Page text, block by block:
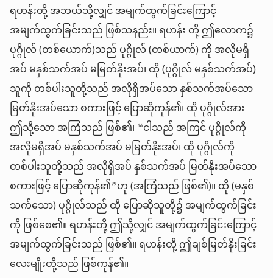
ရဟန်းတို့ အဘယ်သို့လျှင် အမျက်ထွက်ခြင်းကြောင့်
အမျက်ထွက်ခြင်းသည် ဖြစ်သနည်း။ ရဟန်း တို့ ဤလောက၌
ပုဂ္ဂိုလ် (တစ်ယောက်)သည် ပုဂ္ဂိုလ် (တစ်ယာက်) ကို အလိုမရှိ
အပ် မနှစ်သက်အပ် မမြတ်နိုးအပ်၊ ထို (ပုဂ္ဂိုလ် မနှစ်သက်အပ်)
သူကို တစ်ပါးသူတို့သည် အလိုရှိအပ်သော နှစ်သက်အပ်သော
မြတ်နိုးအပ်သော စကားဖြင့် ပြောဆိုကုန်၏၊ ထို ပုဂ္ဂိုလ်အား
ဤသို့သော အကြံသည် ဖြစ်၏၊ “ငါသည် အကြင် ပုဂ္ဂိုလ်ကို
အလိုမရှိအပ် မနှစ်သက်အပ် မမြတ်နိုးအပ်၊ ထို ပုဂ္ဂိုလ်ကို
တစ်ပါးသူတို့သည် အလိုရှိအပ် နှစ်သက်အပ် မြတ်နိုးအပ်သော
စကားဖြင့် ပြောဆိုကုန်၏”ဟု (အကြံသည် ဖြစ်၏)။ ထို (မနှစ်
သက်သော) ပုဂ္ဂိုလ်သည် ထို ပြောဆိုသူတို့၌ အမျက်ထွက်ခြင်း
ကို ဖြစ်စေ၏။ ရဟန်းတို့ ဤသို့လျှင် အမျက်ထွက်ခြင်းကြောင့်
အမျက်ထွက်ခြင်းသည် ဖြစ်၏။ ရဟန်းတို့ ဤချစ်မြတ်နိုးခြင်း
လေးမျိုးတို့သည် ဖြစ်ကုန်၏။